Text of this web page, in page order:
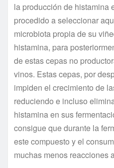
la producción de histamina
procedido a seleccionar
microbiota propia de su
histamina, para
de estas cepas no
vinos. Estas cepas, por
impiden el crecimiento de
reduciendo e incluso
histamina en sus
consigue que durante la
este compuesto y el
muchas menos reacciones